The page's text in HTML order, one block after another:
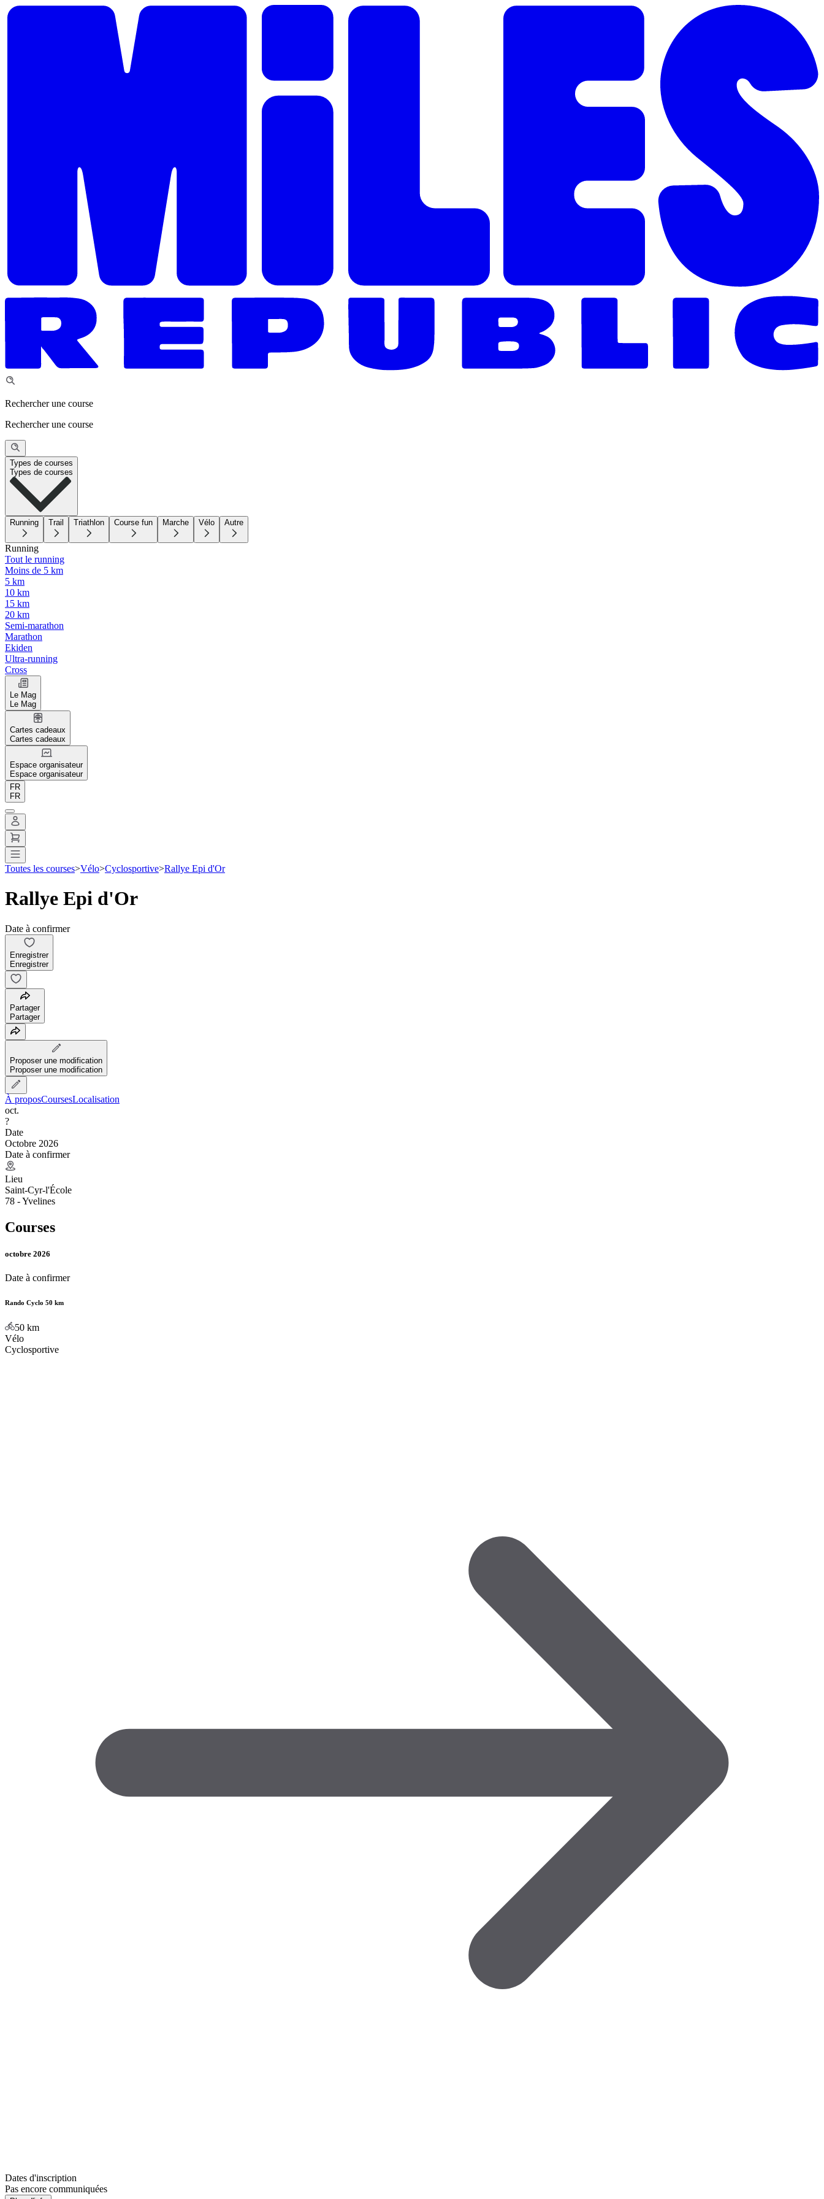
Rechercher une course
Rechercher une course
Types de courses
Types de courses
Running Trail Triathlon Course fun Marche Vélo Autre
Running
Tout le running
Moins de 5 km
5 km
10 km
15 km
20 km
Semi-marathon
Marathon
Ekiden
Ultra-running
Cross
Le Mag
Le Mag
Cartes cadeaux
Cartes cadeaux
Espace organisateur
Espace organisateur
FR
FR
Toutes les courses>Vélo>Cyclosportive>Rallye Epi d'Or
Rallye Epi d'Or
Date à confirmer
Enregistrer
Enregistrer
Partager
Partager
Proposer une modification
Proposer une modification
À proposCoursesLocalisation
oct.
?
Date
Octobre 2026
Date à confirmer
Lieu
Saint-Cyr-l'École
78 - Yvelines
Courses
octobre 2026
Date à confirmer
Rando Cyclo 50 km
50 km
Vélo
Cyclosportive
Dates d'inscription
Pas encore communiquées